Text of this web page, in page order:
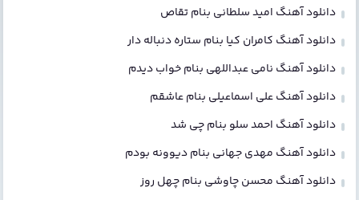
دانلود آهنگ امید سلطانی بنام تقاص
دانلود آهنگ کامران کیا بنام ستاره دنباله دار
دانلود آهنگ نامی عبداللهی بنام خواب دیدم
دانلود آهنگ علی اسماعیلی بنام عاشقم
دانلود آهنگ احمد سلو بنام چی شد
دانلود آهنگ مهدی جهانی بنام دیوونه بودم
دانلود آهنگ محسن چاوشی بنام چهل روز